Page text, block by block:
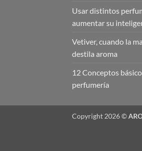
Usar distintos
aumentar su
Vetiver, cuando la
destila aroma
12 Conceptos
perfumería
Copyright 2026 ©